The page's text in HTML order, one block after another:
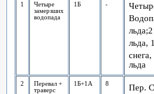
1
Четыре
замерзших
водопада
1Б -
льда,
льда
2
Перевал +
траверс
1Б+1А 8
Пер.